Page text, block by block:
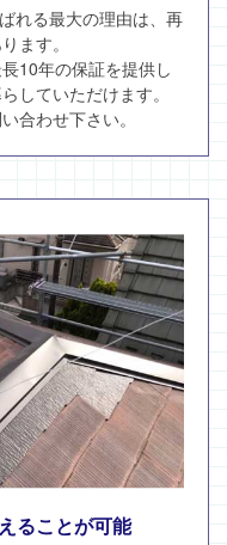
れる最大の理由は、再
ます。
10年の保証を提供し
していただけます。
合わせ下さい。
ることが可能